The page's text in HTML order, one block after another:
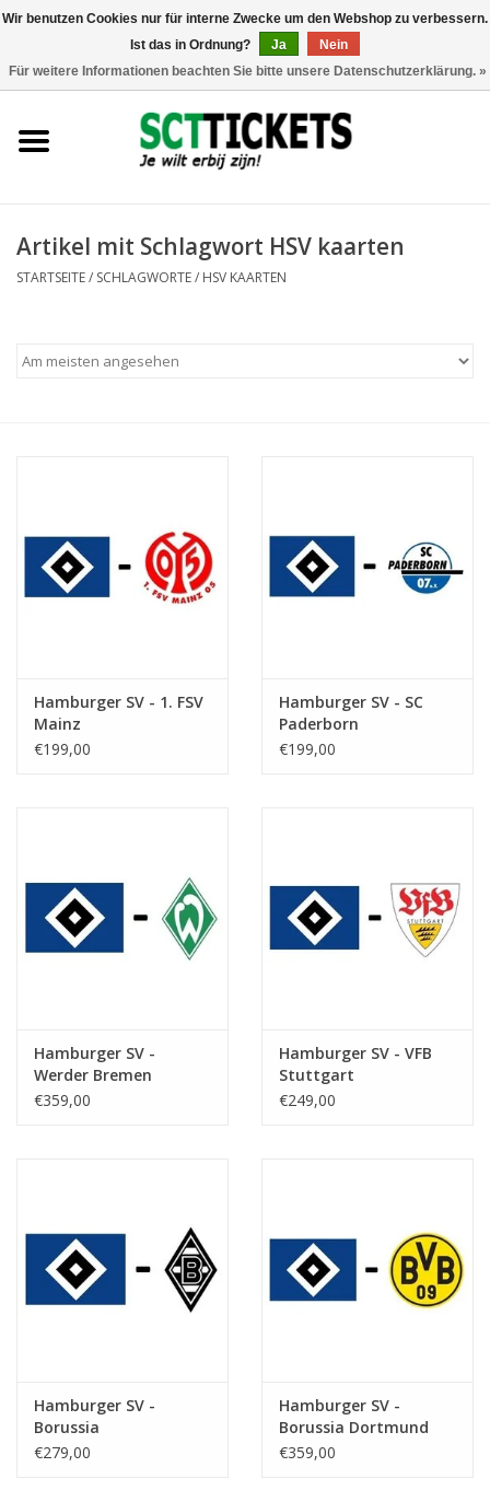
Frankreich
Artikel mit Schlagwort HSV kaarten
STARTSEITE/ SCHLAGWORTE/ HSV KAARTEN
Hamburger SV - 1. FSV
Mainz
€199,00
Hamburger SV - SC
Paderborn
€199,00
Hamburger SV -
Werder Bremen
€359,00
Hamburger SV - VFB
Stuttgart
€249,00
Hamburger SV -
Borussia
Monchengladbach
€279,00
Hamburger SV -
Borussia Dortmund
€359,00
Wir benutzen Cookies nur für interne Zwecke um den Webshop zu verbessern.
Ist das in Ordnung?
Ja
Nein
Für weitere Informationen beachten Sie bitte unsere Datenschutzerklärung. »